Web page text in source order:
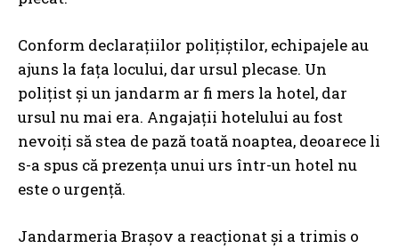
Conform declarațiilor polițiștilor, echipajele au
ajuns la fața locului, dar ursul plecase. Un
polițist și un jandarm ar fi mers la hotel, dar
ursul nu mai era. Angajații hotelului au fost
nevoiți să stea de pază toată noaptea, deoarece li
s-a spus că prezența unui urs într-un hotel nu
este o urgență.
Jandarmeria Brașov a reacționat și a trimis o